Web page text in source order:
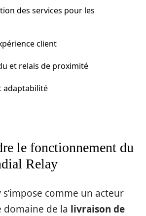
des services pour les
client
et relais de proximité
adaptabilité
le fonctionnement du
Relay
s’impose comme un acteur
domaine de la livraison de